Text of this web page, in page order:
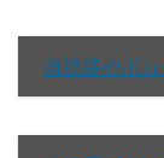
再塗装やボ